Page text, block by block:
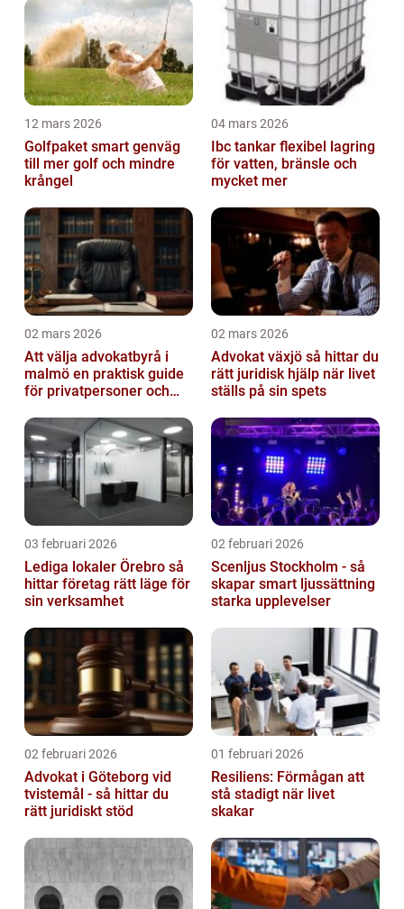
12 mars 2026
Golfpaket smart genväg
till mer golf och mindre
krångel
04 mars 2026
Ibc tankar flexibel lagring
för vatten, bränsle och
mycket mer
02 mars 2026
Att välja advokatbyrå i
malmö en praktisk guide
för privatpersoner och
02 mars 2026
Advokat växjö så hittar du
rätt juridisk hjälp när livet
ställs på sin spets
03 februari 2026
Lediga lokaler Örebro så
hittar företag rätt läge för
sin verksamhet
02 februari 2026
Scenljus Stockholm - så
skapar smart ljussättning
starka upplevelser
02 februari 2026
Advokat i Göteborg vid
tvistemål - så hittar du
rätt juridiskt stöd
01 februari 2026
Resiliens: Förmågan att
stå stadigt när livet
skakar